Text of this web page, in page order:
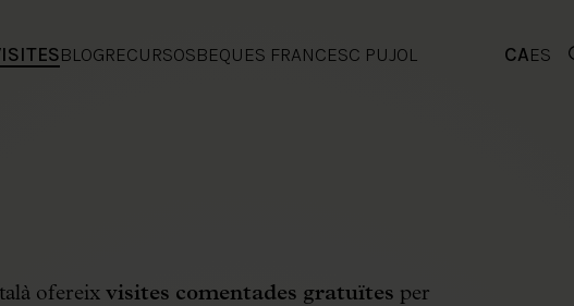
BLOGRECURSOSBEQUES FRANCESC PUJOL CAES
ofereix visites comentades gratuïtes per